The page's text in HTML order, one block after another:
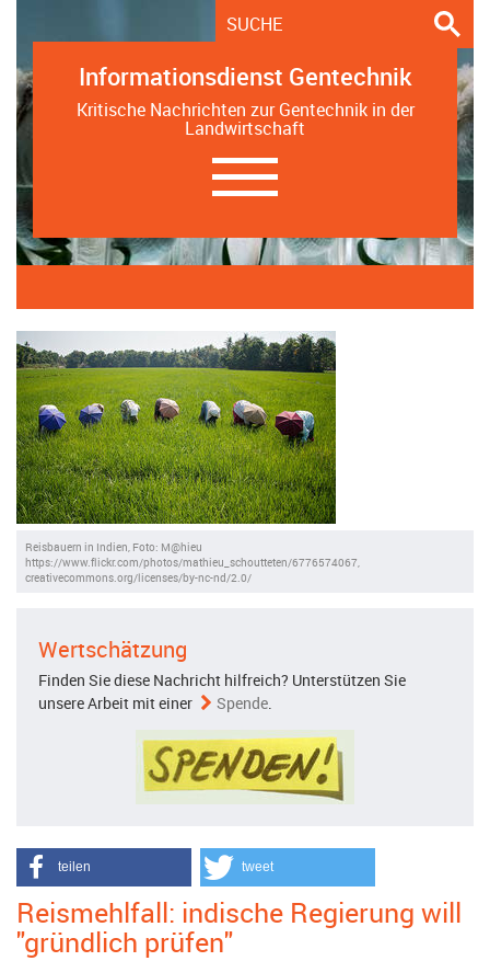
Informationsdienst Gentechnik
Kritische Nachrichten zur Gentechnik in der
Landwirtschaft
Navigation
ein-/ausblenden
Reisbauern in Indien, Foto: M@hieu
https://www.flickr.com/photos/mathieu_schoutteten/6776574067,
creativecommons.org/licenses/by-nc-nd/2.0/
Wertschätzung
Finden Sie diese Nachricht hilfreich? Unterstützen Sie
unsere Arbeit mit einer
Spende.
teilen tweet
Reismehlfall: indische Regierung will
"gründlich prüfen"